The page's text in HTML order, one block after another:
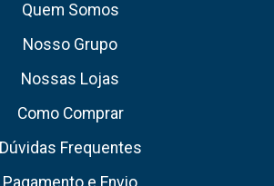
Quem Somos
Nosso Grupo
Nossas Lojas
Como Comprar
Dúvidas Frequentes
Pagamento e Envio